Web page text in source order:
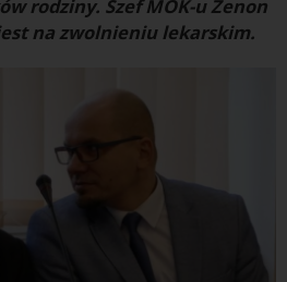
rodziny. Szef MOK-u Zenon
na zwolnieniu lekarskim.